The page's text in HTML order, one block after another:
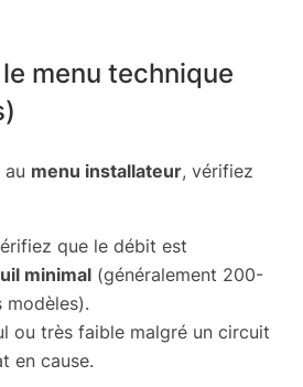
menu technique
menu installateur, vérifiez
que le débit est
minimal (généralement 200-
modèles).
ou très faible malgré un circuit
en cause.